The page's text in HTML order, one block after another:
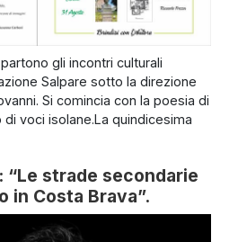
gli incontri culturali
Salpare sotto la direzione
Si comincia con la poesia di
voci isolane.La quindicesima
“Le strade secondarie
in Costa Brava”.